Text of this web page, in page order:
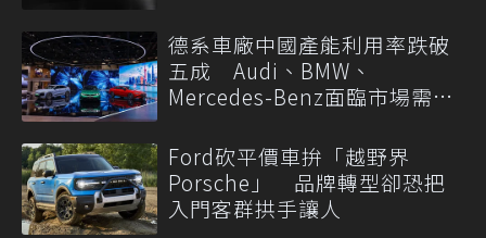
德系車廠中國產能利用率跌破
五成 Audi、BMW、
Mercedes-Benz面臨市場需求
Ford砍平價車拚「越野界
Porsche」 品牌轉型卻恐把
入門客群拱手讓人